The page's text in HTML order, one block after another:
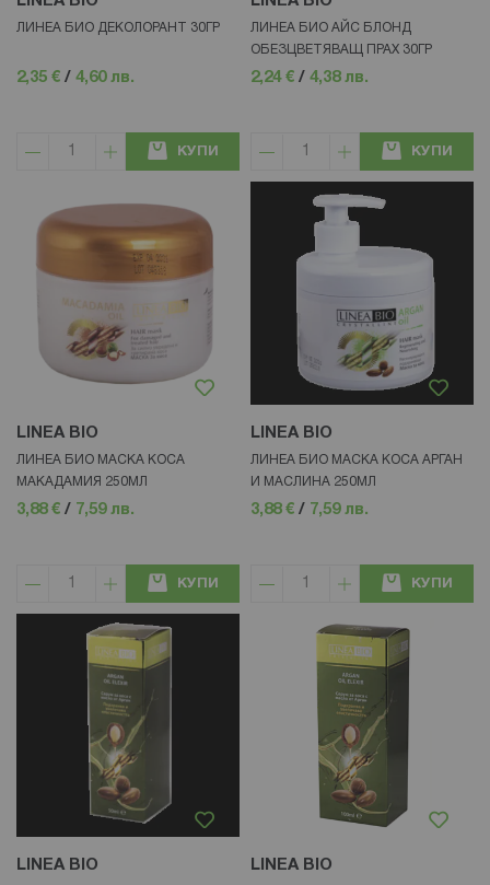
ЛИНЕА БИО ДЕКОЛОРАНТ 30ГР
2,35 € / 4,60 лв.
КУПИ
ЛИНЕА БИО АЙС БЛОНД
ОБЕЗЦВЕТЯВАЩ ПРАХ 30ГР
2,24 € / 4,38 лв.
КУПИ
LINEA BIO
ЛИНЕА БИО МАСКА КОСА
МАКАДАМИЯ 250МЛ
3,88 € / 7,59 лв.
КУПИ
LINEA BIO
ЛИНЕА БИО МАСКА КОСА АРГАН
И МАСЛИНА 250МЛ
3,88 € / 7,59 лв.
КУПИ
LINEA BIO LINEA BIO